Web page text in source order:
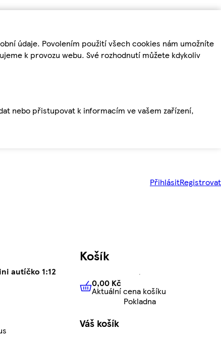
údaje. Povolením použití všech cookies nám umožníte
k provozu webu. Své rozhodnutí můžete kdykoliv
nebo přistupovat k informacím ve vašem zařízení,
PřihlásitRegistrovat
autíčko 1:12
Košík
0,00 KčAktuální cena košíku
0,00 Kč
Aktuální cena košíku
Pokladna
Váš košík